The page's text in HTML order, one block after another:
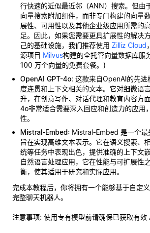
行快速的近似最近邻（ANN）搜索。但由
向量搜索附加组件，而非专门构建的向量
展性、可用性以及其他企业级应用所需的
足。因此，如果您需要更具扩展性的解决
己的基础设施，我们推荐使用 Zilliz Cloud
源项目 Milvus构建的全托管向量数据库服
100 万个向量的免费套餐。)
OpenAI GPT-4o: 这款来自OpenAI的先进
度连贯和上下文相关的文本。它对细微语
升，在创意写作、对话代理和教育内容方
4o非常适合需要深入回应和创造力的应用
性。
Mistral-Embed: Mistral-Embed 是一个最
旨在实现高维文本表示。它在语义搜索、
统等任务中表现出色，提供准确的上下文
自然语言处理应用，它在性能与可扩展性
衡，使其适用于研究和实际应用。
完成本教程后，你将拥有一个能够基于自定
完整聊天机器人。
注意事项: 使用专有模型前请确保已获取有效